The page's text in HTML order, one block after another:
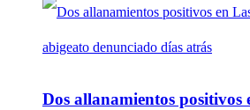
Dos allanamientos positivos